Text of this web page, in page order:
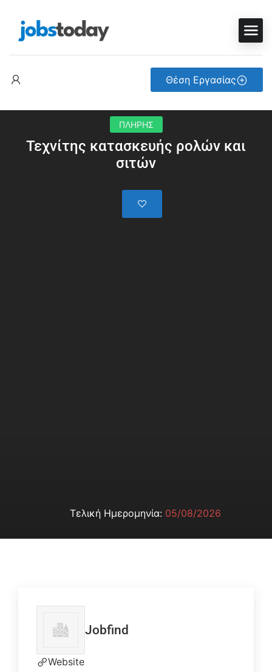
Θέση Εργασίας
ΠΛΗΡΗΣ
Τεχνίτης κατασκευής ρολών και
σιτών
Τελική Ημερομηνία: 05/08/2026
Jobfind
Website